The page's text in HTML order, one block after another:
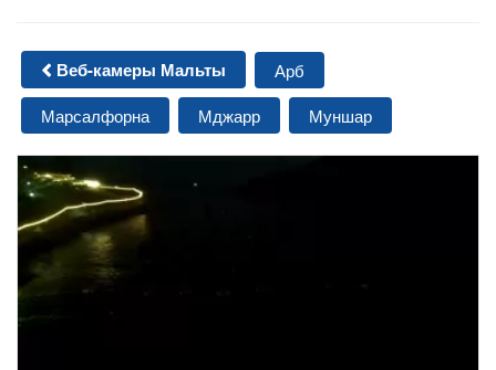
Веб-камеры Мальты
Арб
Марсалфорна
Мджарр Муншар